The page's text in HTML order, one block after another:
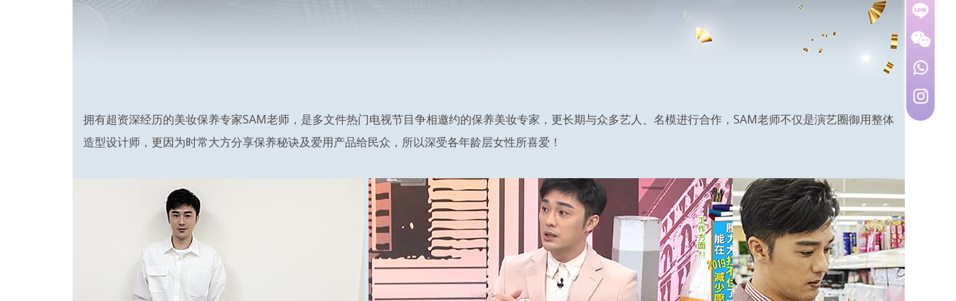
拥有超资深经历的美妆保养专家SAM老师，是多文件热门电视节目争相邀约的保养美妆专家，更长期与众多艺人、名模进行合作，SAM老师不仅是演艺圈御用整体
造型设计师，更因为时常大方分享保养秘诀及爱用产品给民众，所以深受各年龄层女性所喜爱！